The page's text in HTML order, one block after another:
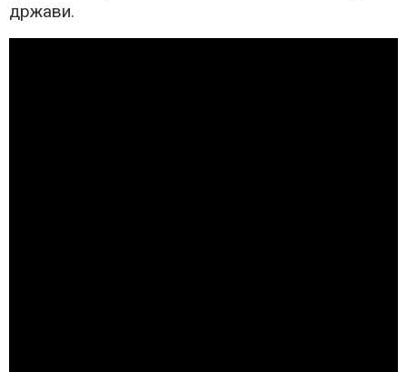
држави.